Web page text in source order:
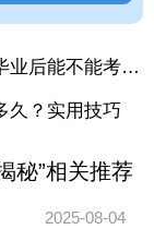
能不能考编制？
久？实用技巧
秘”相关推荐
2025-08-04